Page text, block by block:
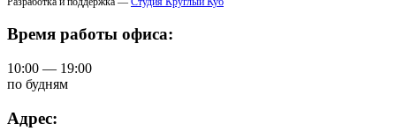
Время работы офиса:
10:00 — 19:00
по будням
Адрес: